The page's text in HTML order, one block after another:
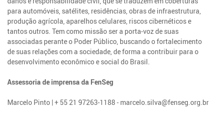
para automóveis, satélites, residências, obras de infraestrutura,
produção agrícola, aparelhos celulares, riscos cibernéticos e
tantos outros. Tem como missão ser a porta-voz de suas
associadas perante o Poder Público, buscando o fortalecimento
de suas relações com a sociedade, de forma a contribuir para o
desenvolvimento econômico e social do Brasil.
Assessoria de imprensa da FenSeg
Marcelo Pinto | + 55 21 97263-1188 - marcelo.silva@fenseg.org.br